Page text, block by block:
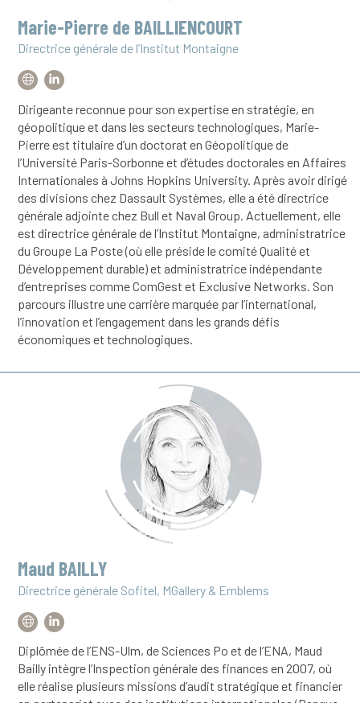
Marie-Pierre de BAILLIENCOURT
Directrice générale de l’Institut Montaigne
Dirigeante reconnue pour son expertise en stratégie, en
géopolitique et dans les secteurs technologiques, Marie-
Pierre est titulaire d’un doctorat en Géopolitique de
l’Université Paris-Sorbonne et d’études doctorales en Affaires
Internationales à Johns Hopkins University. Après avoir dirigé
des divisions chez Dassault Systèmes, elle a été directrice
générale adjointe chez Bull et Naval Group. Actuellement, elle
est directrice générale de l’Institut Montaigne, administratrice
du Groupe La Poste (où elle préside le comité Qualité et
Développement durable) et administratrice indépendante
d’entreprises comme ComGest et Exclusive Networks. Son
parcours illustre une carrière marquée par l’international,
l’innovation et l’engagement dans les grands défis
économiques et technologiques.
Maud BAILLY
Directrice générale Sofitel, MGallery & Emblems
Diplômée de l’ENS-Ulm, de Sciences Po et de l’ENA, Maud
Bailly intègre l’Inspection générale des finances en 2007, où
elle réalise plusieurs missions d’audit stratégique et financier